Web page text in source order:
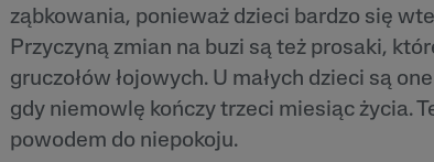
ząbkowania, ponieważ dzieci bardzo się
Przyczyną zmian na buzi są też prosaki,
gruczołów łojowych. U małych dzieci są
gdy niemowlę kończy trzeci miesiąc życia.
powodem do niepokoju.